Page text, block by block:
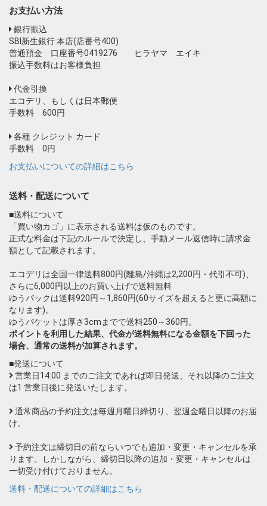
お支払い方法
銀行振込
SBI新生銀行 本店(店番号400)
普通預金 口座番号0419276 ヒラヤマ エイキ
振込手数料はお客様負担
代金引換
エコデリ、もしくは日本郵便
手数料 600円
各種 クレジット カード
手数料 0円
お支払いについての詳細はこちら
送料・配送について
■送料について
「買い物カゴ」に表示される送料は仮のものです。
正式な料金は下記のルールで決定し、手動メール返信時に請求金
額として記載されます。
エコデリは全国一律送料800円(離島/沖縄は2,200円・代引不可)、
さらに6,000円以上のお買い上げで送料無料
ゆうパックは送料920円～1,860円(60サイズを超えると更に高額に
なります)。
ゆうパケットは厚さ3cmまでで送料250～360円。
ポイントを利用した結果、代金が送料無料になる金額を下回った
場合、通常の送料が加算されます。
■発送について
営業日14:00 までのご注文であれば即日発送、それ以降のご注文
は1 営業日後に発送いたします。
通常商品の予約注文は毎週月曜日締切り、翌週金曜日以降のお届
け。
予約注文は締切日の前ならいつでも追加・変更・キャンセルを承
ります。しかしながら、締切日以降の追加・変更・キャンセルは
一切受け付けておりません。
送料・配送についての詳細はこちら